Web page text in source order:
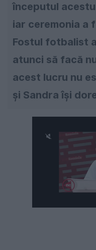
începutul
iar ceremonia a
Fostul fotbalist
atunci să facă
acest lucru nu
şi Sandra îşi